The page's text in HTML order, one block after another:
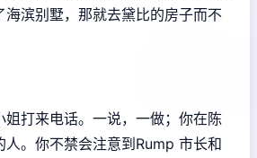
海滨别墅，那就去黛比的房子而不
姐打来电话。一说，一做；你在陈
人。你不禁会注意到Rump 市长和